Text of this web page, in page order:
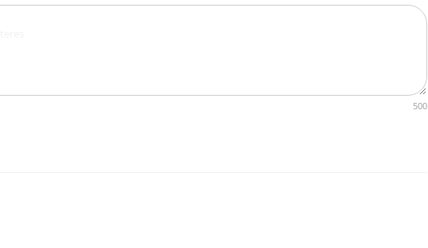
500